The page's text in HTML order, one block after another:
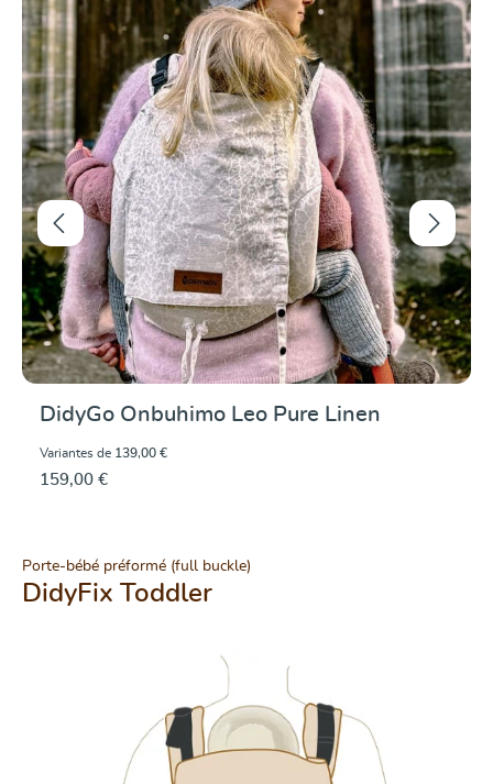
DidyGo Onbuhimo Leo Pure Linen
Variantes de 139,00 €
159,00 €
Porte-bébé préformé (full buckle)
DidyFix Toddler